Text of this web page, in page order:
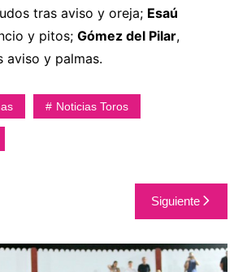
tras aviso y oreja; Esaú
y pitos; Gómez del Pilar,
aviso y palmas.
Noticias Toros
Siguiente